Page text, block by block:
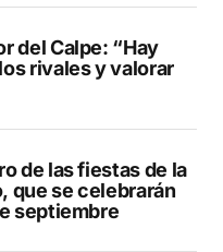
del Calpe: “Hay
rivales y valorar
de las fiestas de la
que se celebrarán
septiembre